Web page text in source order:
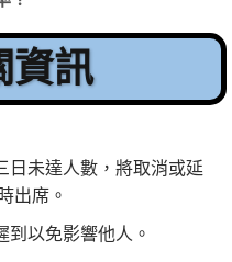
資訊
日未達人數，將取消或延
出席。
到以免影響他人。